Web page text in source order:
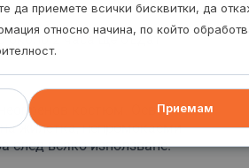
около 2 часа ще бъдат
костюм. Освен това
жилетка, непромокаеми
след всяко използване.
приемете всички бисквитки, да
относно начина, по който
Приемам